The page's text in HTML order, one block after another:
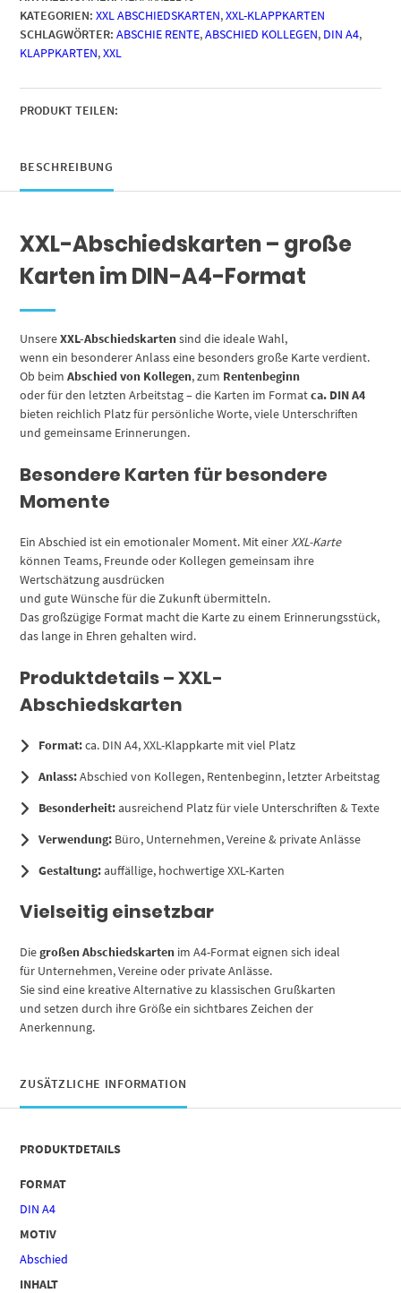
XXL
mit
Umschlag
Abschied
letzter
Rente
Pension
Kündigung
Hund
Menge
KATEGORIEN: XXL ABSCHIEDSKARTEN,XXL-KLAPPKARTEN
SCHLAGWÖRTER: ABSCHIE RENTE,ABSCHIED KOLLEGEN, DIN A4,
KLAPPKARTEN,XXL
PRODUKT TEILEN:
BESCHREIBUNG
XXL-Abschiedskarten – große
Karten im DIN-A4-Format
UnsereXXL-Abschiedskartensind die ideale Wahl,
wenn ein besonderer Anlass eine besonders große Karte verdient.
Ob beimAbschied von Kollegen, zum Rentenbeginn
oder für den letzten Arbeitstag – die Karten im Formatca. DIN A4
bieten reichlich Platz für persönliche Worte, viele Unterschriften
und gemeinsame Erinnerungen.
Besondere Karten für besondere
Momente
Ein Abschied ist ein emotionaler Moment. Mit einer XXL-Karte
können Teams, Freunde oder Kollegen gemeinsam ihre
Wertschätzung ausdrücken
und gute Wünsche für die Zukunft übermitteln.
Das großzügige Format macht die Karte zu einem Erinnerungsstück,
das lange in Ehren gehalten wird.
Produktdetails – XXL-
Abschiedskarten
Format:ca. DIN A4, XXL-Klappkarte mit viel Platz
Anlass:Abschied von Kollegen, Rentenbeginn, letzter Arbeitstag
Besonderheit:ausreichend Platz für viele Unterschriften & Texte
Verwendung: Büro, Unternehmen, Vereine & private Anlässe
Gestaltung:auffällige, hochwertige XXL-Karten
Vielseitig einsetzbar
Diegroßen Abschiedskarten im A4-Format eignen sich ideal
für Unternehmen, Vereine oder private Anlässe.
Sie sind eine kreative Alternative zu klassischen Grußkarten
und setzen durch ihre Größe ein sichtbares Zeichen der
Anerkennung.
ZUSÄTZLICHE INFORMATION
PRODUKTDETAILS
FORMAT
DIN A4
MOTIV
Abschied
INHALT